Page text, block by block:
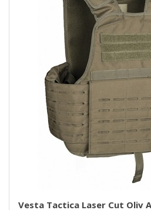
Vesta Tactica Laser Cut Oliv